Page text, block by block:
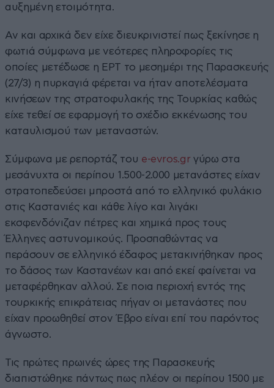
αυξημένη ετοιμότητα.
Αν και αρχικά δεν είχε διευκρινιστεί πως ξεκίνησε η
φωτιά σύμφωνα με νεότερες πληροφορίες τις
οποίες μετέδωσε η ΕΡΤ το μεσημέρι της Παρασκευής
(27/3) η πυρκαγιά φέρεται να ήταν αποτελέσματα
κινήσεων της στρατοφυλακής της Τουρκίας καθώς
είχε τεθεί σε εφαρμογή το σχέδιο εκκένωσης του
καταυλισμού των μεταναστών.
Σύμφωνα με ρεπορτάζ του e-evros.gr γύρω στα
μεσάνυχτα οι περίπου 1.500-2.000 μετανάστες είχαν
στρατοπεδεύσει μπροστά από το ελληνικό φυλάκιο
στις Καστανιές και κάθε λίγο και λιγάκι
εκσφενδόνιζαν πέτρες και χημικά προς τους
Έλληνες αστυνομικούς. Προσπαθώντας να
περάσουν σε ελληνικό έδαφος μετακινήθηκαν προς
το δάσος των Καστανέων και από εκεί φαίνεται να
μεταφέρθηκαν αλλού. Σε ποια περιοχή εντός της
τουρκικής επικράτειας πήγαν οι μετανάστες που
είχαν προωθηθεί στον Έβρο είναι επί του παρόντος
άγνωστο.
Τις πρώτες πρωινές ώρες της Παρασκευής
διαπιστώθηκε πάντως πως πλέον οι περίπου 1500 με